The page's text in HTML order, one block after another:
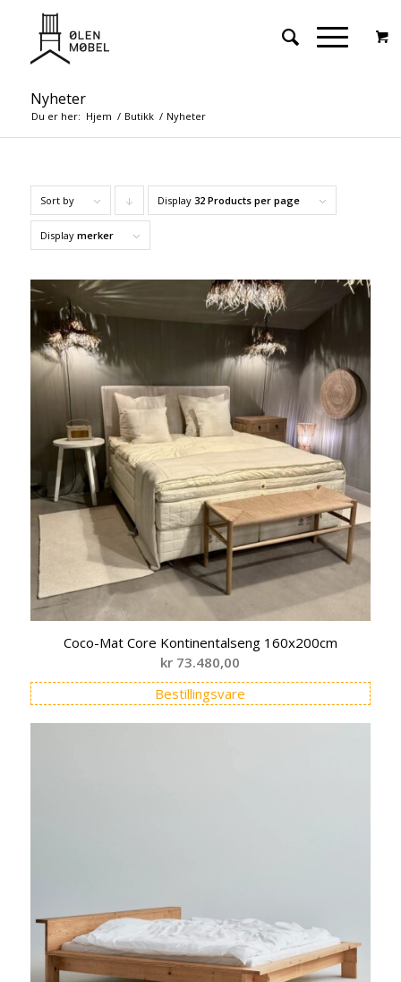
Nyheter
Du er her: Hjem / Butikk / Nyheter
Sort by Click
products
Display 32 Products per page
Display merker
Coco-Mat Core Kontinentalseng 160x200cm
kr 73.480,00
Bestillingsvare